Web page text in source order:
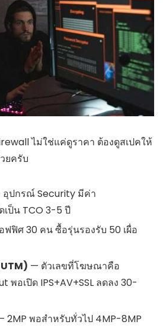
ไม่ใช่แค่ดูราคา ต้องดูสเปคให้
ยครับ
ปกรณ์ Security มีค่า
ป็น TCO 3-5 ปี
ฟิศ 30 คน ซื้อรุ่นรองรับ 50 เผื่อ
— ตัวเลขที่โฆษณาคือ
พอเปิด IPS+AV+SSL ลดลง 30-
2MP พอสำหรับทั่วไป 4MP-8MP